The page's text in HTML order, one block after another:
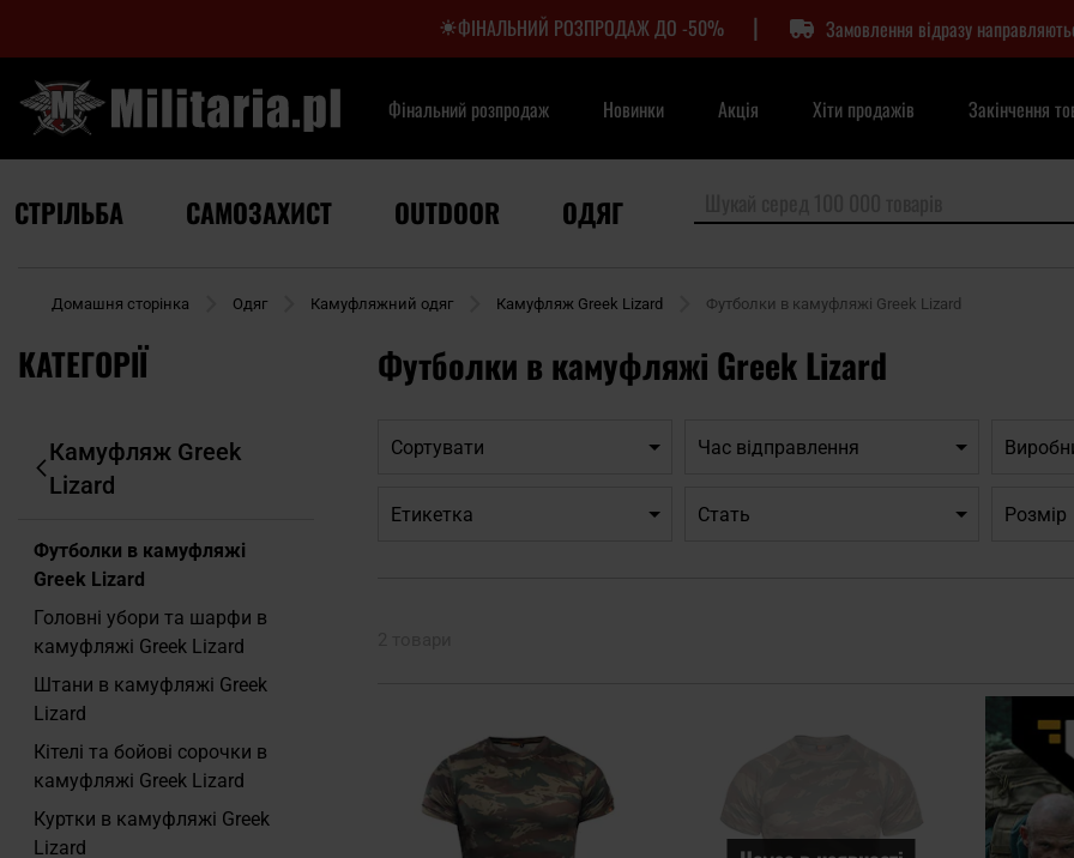
ФІНАЛЬНИЙ РОЗПРОДАЖ ДО -50% | Замовлення відразу
Фінальний розпродаж Новинки Акція Хіти продажів Закінчення
СТРІЛЬБА САМОЗАХИСТ OUTDOOR ОДЯГ
Домашня сторінка Одяг Камуфляжний одяг Камуфляж Greek Lizard Футболки в камуфляжі Greek Lizard
Футболки в камуфляжі Greek Lizard
КАТЕГОРІЇ
Камуфляж Greek
Lizard
Футболки в камуфляжі
Greek Lizard
Головні убори та шарфи в
камуфляжі Greek Lizard
Штани в камуфляжі Greek
Lizard
Кітелі та бойові сорочки в
камуфляжі Greek Lizard
Куртки в камуфляжі Greek
Lizard
Сортувати Час відправлення
Етикетка Cтать Розмір
списку
уподобань